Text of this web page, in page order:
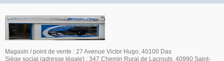
Magasin / point de vente : 27 Avenue Victor Hugo, 40100 Dax
Siège social (adresse légale) : 347 Chemin Rural de Lacrouts, 40990 Saint-